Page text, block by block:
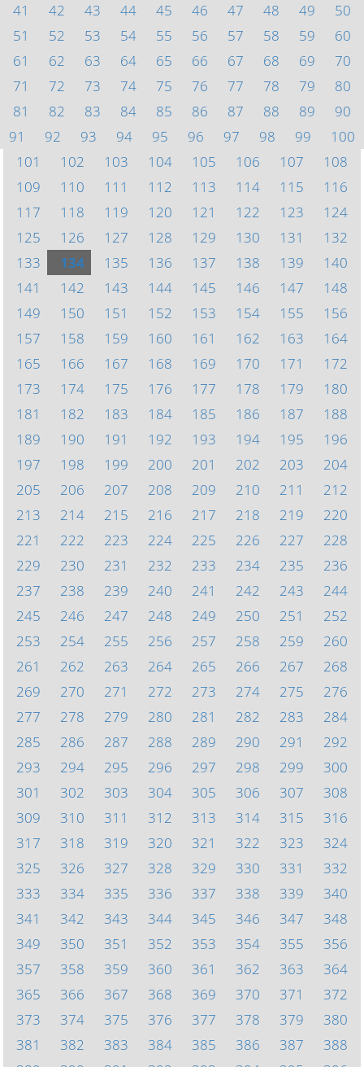
41
42 43 44 45 46 47 48 49
50
51
52 53 54 55 56 57 58 59
60
61
62 63 64 65 66 67 68 69
70
71
72 73 74 75 76 77 78 79
80
81
82 83 84 85 86 87 88 89
90
91
92 93 94 95 96 97 98 99
100
101
102 103 104 105 106 107
108
109
110 111 112 113 114 115
116
117
118 119 120 121 122 123
124
125
126 127 128 129 130 131
132
133
134 135 136 137 138 139
140
141
142 143 144 145 146 147
148
149
150 151 152 153 154 155
156
157
158 159 160 161 162 163
164
165
166 167 168 169 170 171
172
173
174 175 176 177 178 179
180
181
182 183 184 185 186 187
188
189
190 191 192 193 194 195
196
197
198 199 200 201 202 203
204
205
206 207 208 209 210 211
212
213
214 215 216 217 218 219
220
221
222 223 224 225 226 227
228
229
230 231 232 233 234 235
236
237
238 239 240 241 242 243
244
245
246 247 248 249 250 251
252
253
254 255 256 257 258 259
260
261
262 263 264 265 266 267
268
269
270 271 272 273 274 275
276
277
278 279 280 281 282 283
284
285
286 287 288 289 290 291
292
293
294 295 296 297 298 299
300
301
302 303 304 305 306 307
308
309
310 311 312 313 314 315
316
317
318 319 320 321 322 323
324
325
326 327 328 329 330 331
332
333
334 335 336 337 338 339
340
341
342 343 344 345 346 347
348
349
350 351 352 353 354 355
356
357
358 359 360 361 362 363
364
365
366 367 368 369 370 371
372
373
374 375 376 377 378 379
380
381
382 383 384 385 386 387
388